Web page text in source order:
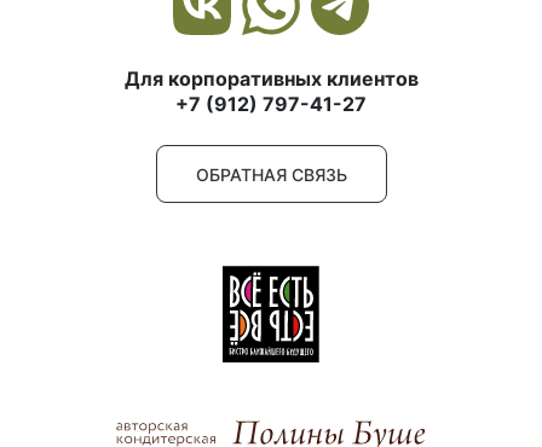
Для корпоративных клиентов
+7 (912) 797-41-27
ОБРАТНАЯ СВЯЗЬ